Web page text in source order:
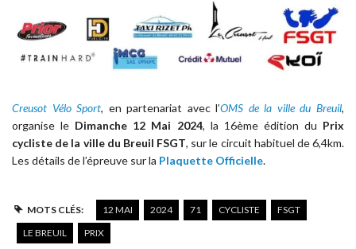
Creusot Vélo Sport, en partenariat avec l’OMS de la ville du Breuil,
organise le Dimanche 12 Mai 2024, la 16ème édition du Prix
cycliste de la ville du Breuil FSGT, sur le circuit habituel de 6,4km.
Les détails de l’épreuve sur la Plaquette Officielle.
MOTS CLÉS: 12 MAI 2024 71 CYCLISTE
FSGT
LE BREUIL
PRIX